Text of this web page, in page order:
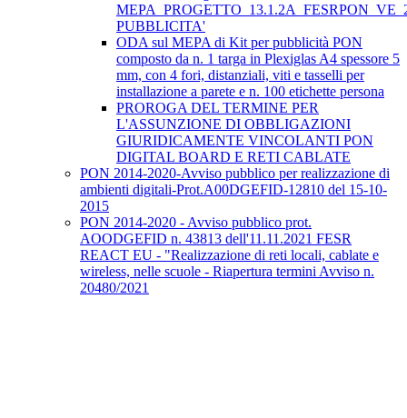
PUBBLICITA'
ODA sul MEPA di Kit per pubblicità PON
composto da n. 1 targa in Plexiglas A4 spessore 5
mm, con 4 fori, distanziali, viti e tasselli per
installazione a parete e n. 100 etichette persona
PROROGA DEL TERMINE PER
L'ASSUNZIONE DI OBBLIGAZIONI
GIURIDICAMENTE VINCOLANTI PON
DIGITAL BOARD E RETI CABLATE
PON 2014-2020-Avviso pubblico per realizzazione di
ambienti digitali-Prot.A00DGEFID-12810 del 15-10-
2015
PON 2014-2020 - Avviso pubblico prot.
AOODGEFID n. 43813 dell'11.11.2021 FESR
REACT EU - "Realizzazione di reti locali, cablate e
wireless, nelle scuole - Riapertura termini Avviso n.
20480/2021